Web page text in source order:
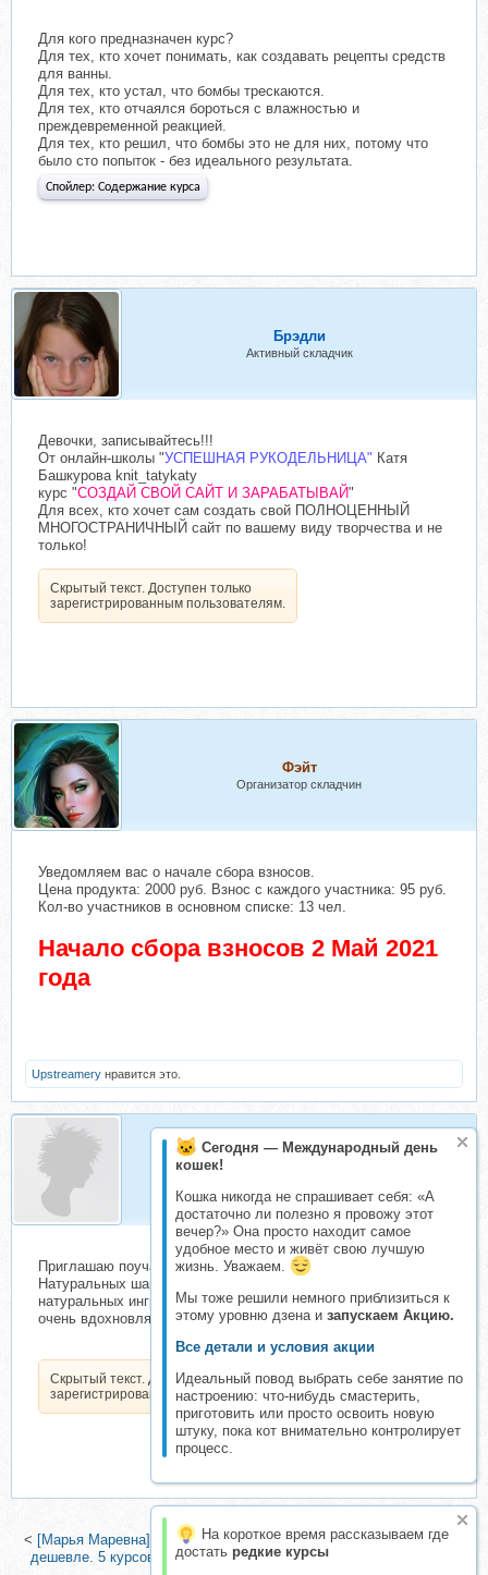
Сегодня — Международный день
кошек!
Кошка никогда не спрашивает себя: «А
достаточно ли полезно я провожу этот
вечер?» Она просто находит самое
удобное место и живёт свою лучшую
жизнь. Уважаем.
Мы тоже решили немного приблизиться к
этому уровню дзена и запускаем Акцию.
Все детали и условия акции
Идеальный повод выбрать себе занятие по
настроению: что-нибудь смастерить,
приготовить или просто освоить новую
штуку, пока кот внимательно контролирует
процесс.
На короткое время рассказываем где
достать редкие курсы
Для кого предназначен курс?
Для тех, кто хочет понимать, как создавать рецепты средств
для ванны.
Для тех, кто устал, что бомбы трескаются.
Для тех, кто отчаялся бороться с влажностью и
преждевременной реакцией.
Для тех, кто решил, что бомбы это не для них, потому что
было сто попыток - без идеального результата.
Спойлер: Содержание курса
Брэдли
Активный складчик
Девочки, записывайтесь!!!
От онлайн-школы "УСПЕШНАЯ РУКОДЕЛЬНИЦА" Катя
Башкурова knit_tatykaty
курс "СОЗДАЙ СВОЙ САЙТ И ЗАРАБАТЫВАЙ"
Для всех, кто хочет сам создать свой ПОЛНОЦЕННЫЙ
МНОГОСТРАНИЧНЫЙ сайт по вашему виду творчества и не
только!
Скрытый текст. Доступен только
зарегистрированным пользователям.
Фэйт
Организатор складчин
Уведомляем вас о начале сбора взносов.
Цена продукта: 2000 руб. Взнос с каждого участника: 95 руб.
Кол-во участников в основном списке: 13 чел.
Начало сбора взносов 2 Май 2021
года
Upstreamery нравится это.
Anchoys88
Приглашаю поучаствовать в складчине по созданию
Натуральных шампуней и бальзамов для волос из
натуральных ингредиенты которые съедобны, результаты
очень вдохновляют!
Скрытый текст. Доступен только
зарегистрированным пользователям.
< [Марья Маревна] Натуральная косметика ручной работы. Оптом
дешевле. 5 курсов (Юлия Русина)|Все секреты хозяйственного